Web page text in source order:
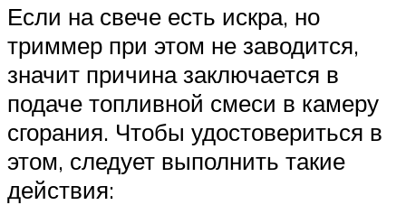
Если на свече есть искра, но
триммер при этом не заводится,
значит причина заключается в
подаче топливной смеси в камеру
сгорания. Чтобы удостовериться в
этом, следует выполнить такие
действия: